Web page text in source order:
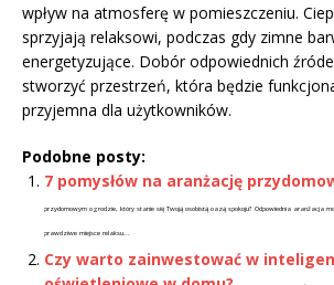
wpływ na atmosferę w pomieszczeniu.
sprzyjają relaksowi, podczas gdy zimne
energetyzujące. Dobór odpowiednich
stworzyć przestrzeń, która będzie
przyjemna dla użytkowników.
Podobne posty:
7 pomysłów na aranżację
przydomowym ogrodzie, który stanie się Twoją osobistą oazą spokoju? Odpowiednia aranżacja
prawdziwe miejsce relaksu...
Czy warto zainwestować w